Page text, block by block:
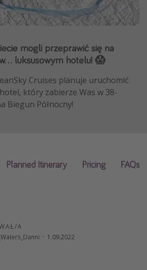
jacuzzi w pokoju/na tarasie
mogli przeprawić się na
luksusowym hotelu! 😱
Cruises planuje uruchomić
który zabierze Was w 38-
Biegun Północny!
Planned Itinerary Pricing FAQs
A
· 1.09.2022